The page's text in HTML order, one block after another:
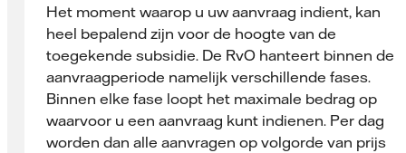
Het moment waarop u uw aanvraag indient, kan
heel bepalend zijn voor de hoogte van de
toegekende subsidie. De RvO hanteert binnen de
aanvraagperiode namelijk verschillende fases.
Binnen elke fase loopt het maximale bedrag op
waarvoor u een aanvraag kunt indienen. Per dag
worden dan alle aanvragen op volgorde van prijs